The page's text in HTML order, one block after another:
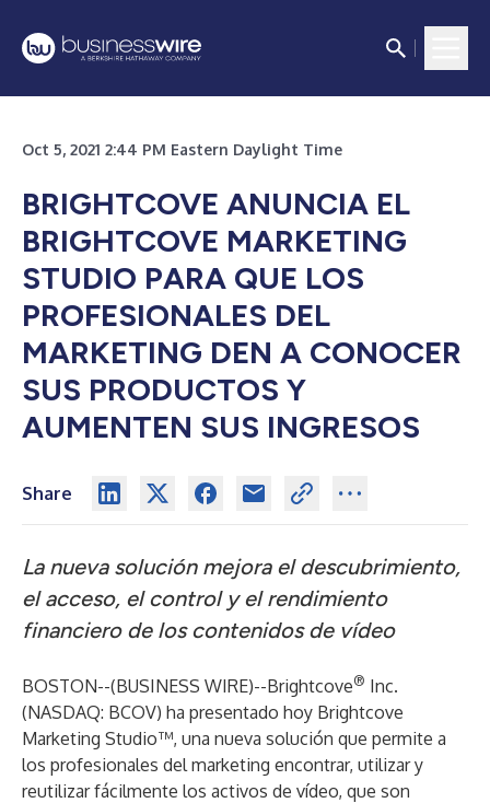
Oct 5, 2021 2:44 PM Eastern Daylight Time
BRIGHTCOVE ANUNCIA EL
BRIGHTCOVE MARKETING
STUDIO PARA QUE LOS
PROFESIONALES DEL
MARKETING DEN A CONOCER
SUS PRODUCTOS Y
AUMENTEN SUS INGRESOS
Share
La nueva solución mejora el descubrimiento,
el acceso, el control y el rendimiento
financiero de los contenidos de vídeo
BOSTON--(BUSINESS WIRE)--Brightcove® Inc.
(NASDAQ: BCOV) ha presentado hoy Brightcove
Marketing Studio™, una nueva solución que permite a
los profesionales del marketing encontrar, utilizar y
reutilizar fácilmente los activos de vídeo, que son